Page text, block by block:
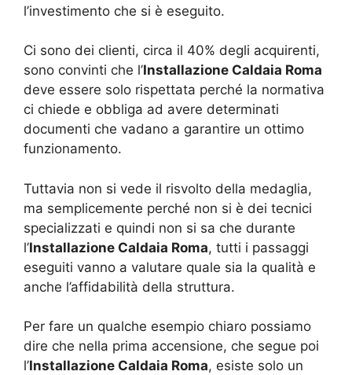
l’investimento che si è eseguito.
Ci sono dei clienti, circa il 40% degli acquirenti,
sono convinti che l’Installazione Caldaia Roma
deve essere solo rispettata perché la normativa
ci chiede e obbliga ad avere determinati
documenti che vadano a garantire un ottimo
funzionamento.
Tuttavia non si vede il risvolto della medaglia,
ma semplicemente perché non si è dei tecnici
specializzati e quindi non si sa che durante
l’Installazione Caldaia Roma, tutti i passaggi
eseguiti vanno a valutare quale sia la qualità e
anche l’affidabilità della struttura.
Per fare un qualche esempio chiaro possiamo
dire che nella prima accensione, che segue poi
l’Installazione Caldaia Roma, esiste solo un